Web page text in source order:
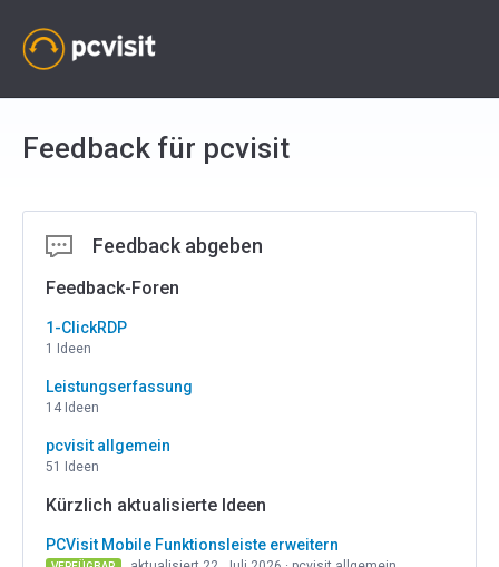
Feedback für pcvisit
Feedback abgeben
Feedback-Foren
1-ClickRDP
1 Ideen
Leistungserfassung
14 Ideen
pcvisit allgemein
51 Ideen
Kürzlich aktualisierte Ideen
PCVisit Mobile Funktionsleiste erweitern